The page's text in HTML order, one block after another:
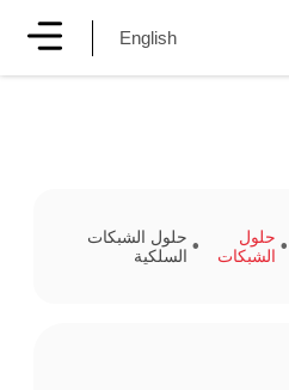
English
حلول
الشبكات
حلول الشبكات
السلكية